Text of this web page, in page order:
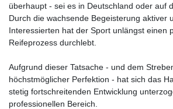
überhaupt - sei es in Deutschland oder auf
Durch die wachsende Begeisterung aktiver
Interessierten hat der Sport unlängst einen
Reifeprozess durchlebt.
Aufgrund dieser Tatsache - und dem
höchstmöglicher Perfektion - hat sich das
stetig fortschreitenden Entwicklung
professionellen Bereich.